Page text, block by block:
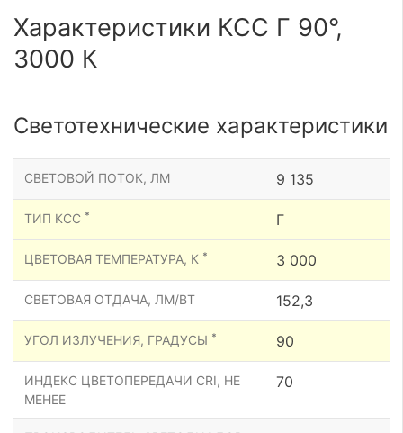
Характеристики КСС Г 90°,
3000 К
Светотехнические характеристики
СВЕТОВОЙ ПОТОК, ЛМ 9 135
ТИП КСС * Г
ЦВЕТОВАЯ ТЕМПЕРАТУРА, К * 3 000
СВЕТОВАЯ ОТДАЧА, ЛМ/ВТ 152,3
УГОЛ ИЗЛУЧЕНИЯ, ГРАДУСЫ * 90
ИНДЕКС ЦВЕТОПЕРЕДАЧИ CRI, НЕ
МЕНЕЕ
70